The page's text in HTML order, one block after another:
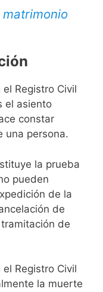
Registro Civil
el asiento
constar
una persona.
la prueba
pueden
de la
de
de
Registro Civil
la muerte